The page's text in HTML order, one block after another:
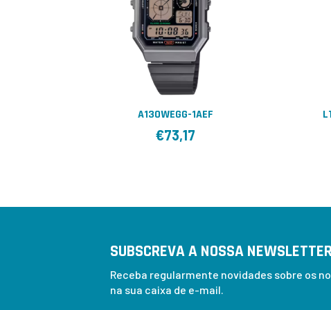
A130WEGG-1AEF
€73,17
SUBSCREVA A NOSSA
Receba regularmente novidades sobre os
na sua caixa de e-mail.